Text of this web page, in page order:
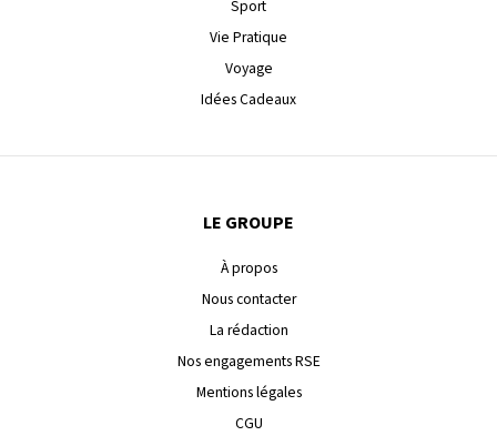
Sport
Vie Pratique
Voyage
Idées Cadeaux
LE GROUPE
À propos
Nous contacter
La rédaction
Nos engagements RSE
Mentions légales
CGU